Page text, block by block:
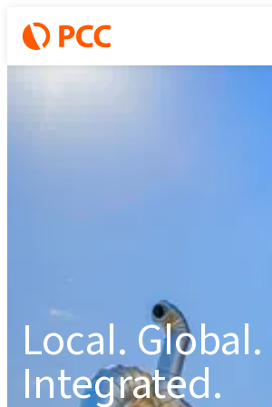
Local. Global.
Integrated.